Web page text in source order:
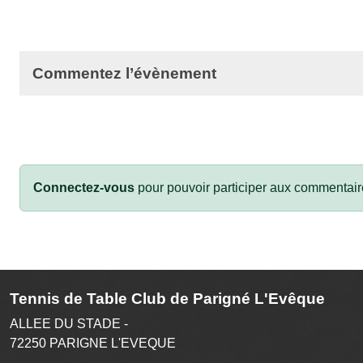
Commentez l’évènement
Connectez-vous pour pouvoir participer aux
Tennis de Table Club de Parigné L'Evêque
ALLEE DU STADE -
72250 PARIGNE L'EVEQUE